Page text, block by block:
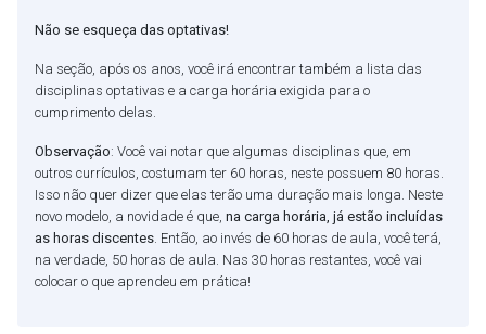
Não se esqueça das optativas!
Na seção, após os anos, você irá encontrar também a lista das
disciplinas optativas e a carga horária exigida para o
cumprimento delas.
Observação: Você vai notar que algumas disciplinas que, em
outros currículos, costumam ter 60 horas, neste possuem 80 horas.
Isso não quer dizer que elas terão uma duração mais longa. Neste
novo modelo, a novidade é que, na carga horária, já estão incluídas
as horas discentes . Então, ao invés de 60 horas de aula, você terá,
na verdade, 50 horas de aula. Nas 30 horas restantes, você vai
colocar o que aprendeu em prática!